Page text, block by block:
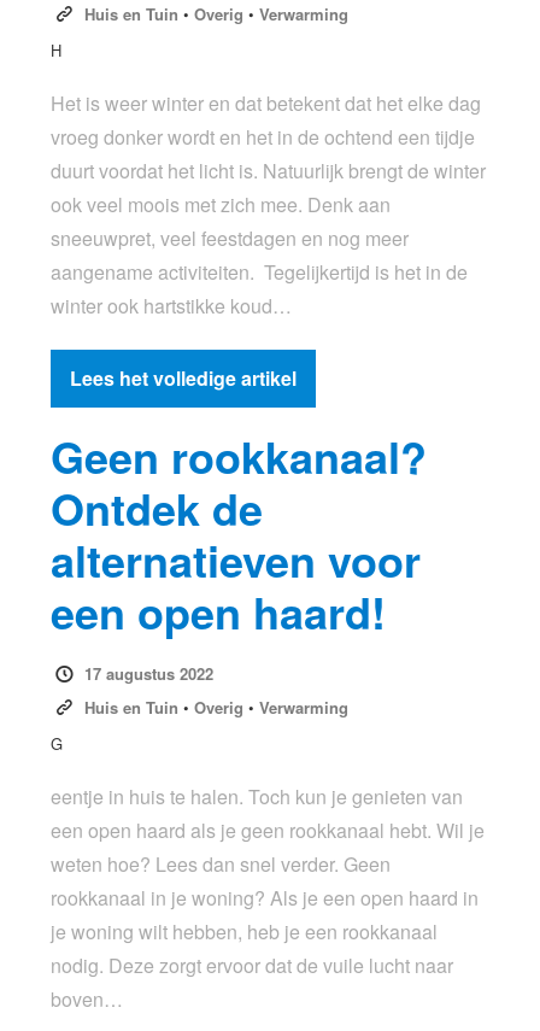
Huis en Tuin • Overig • Verwarming
H
Het is weer winter en dat betekent dat het elke dag
vroeg donker wordt en het in de ochtend een tijdje
duurt voordat het licht is. Natuurlijk brengt de winter
ook veel moois met zich mee. Denk aan
sneeuwpret, veel feestdagen en nog meer
aangename activiteiten. Tegelijkertijd is het in de
winter ook hartstikke koud…
Lees het volledige artikel
Geen rookkanaal?
Ontdek de
alternatieven voor
een open haard!
17 augustus 2022
Huis en Tuin • Overig • Verwarming
G
eentje in huis te halen. Toch kun je genieten van
een open haard als je geen rookkanaal hebt. Wil je
weten hoe? Lees dan snel verder. Geen
rookkanaal in je woning? Als je een open haard in
je woning wilt hebben, heb je een rookkanaal
nodig. Deze zorgt ervoor dat de vuile lucht naar
boven…